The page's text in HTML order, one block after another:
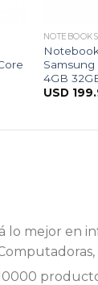
NOTEBOOKS
Samsung
4GB 32GB
USD
lo mejor en